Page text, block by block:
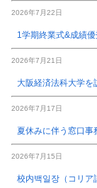
2026年7月22日
1学期終業式&成績
2026年7月21日
大阪経済法科大学を
2026年7月17日
夏休みに伴う窓口事
2026年7月15日
校内백일장（コリ